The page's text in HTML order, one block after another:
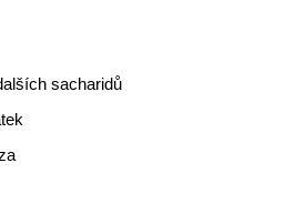
sacharidů